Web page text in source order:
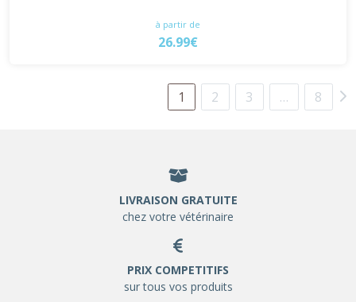
à partir de
26.99€
1 2 3 … 8
LIVRAISON GRATUITE
chez votre vétérinaire
PRIX COMPETITIFS
sur tous vos produits